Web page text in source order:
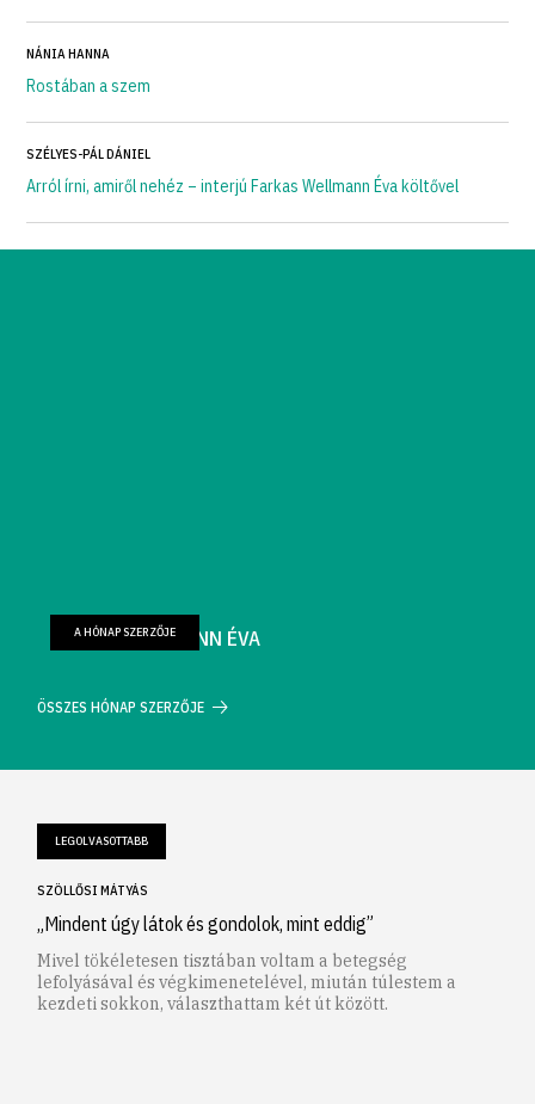
NÁNIA HANNA
Rostában a szem
SZÉLYES-PÁL DÁNIEL
Arról írni, amiről nehéz – interjú Farkas Wellmann Éva költővel
FARKAS WELLMANN ÉVA
A HÓNAP SZERZŐJE
ÖSSZES HÓNAP SZERZŐJE
LEGOLVASOTTABB
SZÖLLŐSI MÁTYÁS
„Mindent úgy látok és gondolok, mint eddig”
Mivel tökéletesen tisztában voltam a betegség
lefolyásával és végkimenetelével, miután túlestem a
kezdeti sokkon, választhattam két út között.